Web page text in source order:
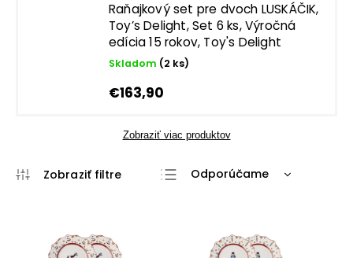
Raňajkový set pre dvoch LUSKÁČIK,
Toy’s Delight, Set 6 ks, Výročná
edícia 15 rokov, Toy's Delight
Skladom (2 ks)
€163,90
Zobraziť viac produktov
Odporúčame
Najpredávanejšie